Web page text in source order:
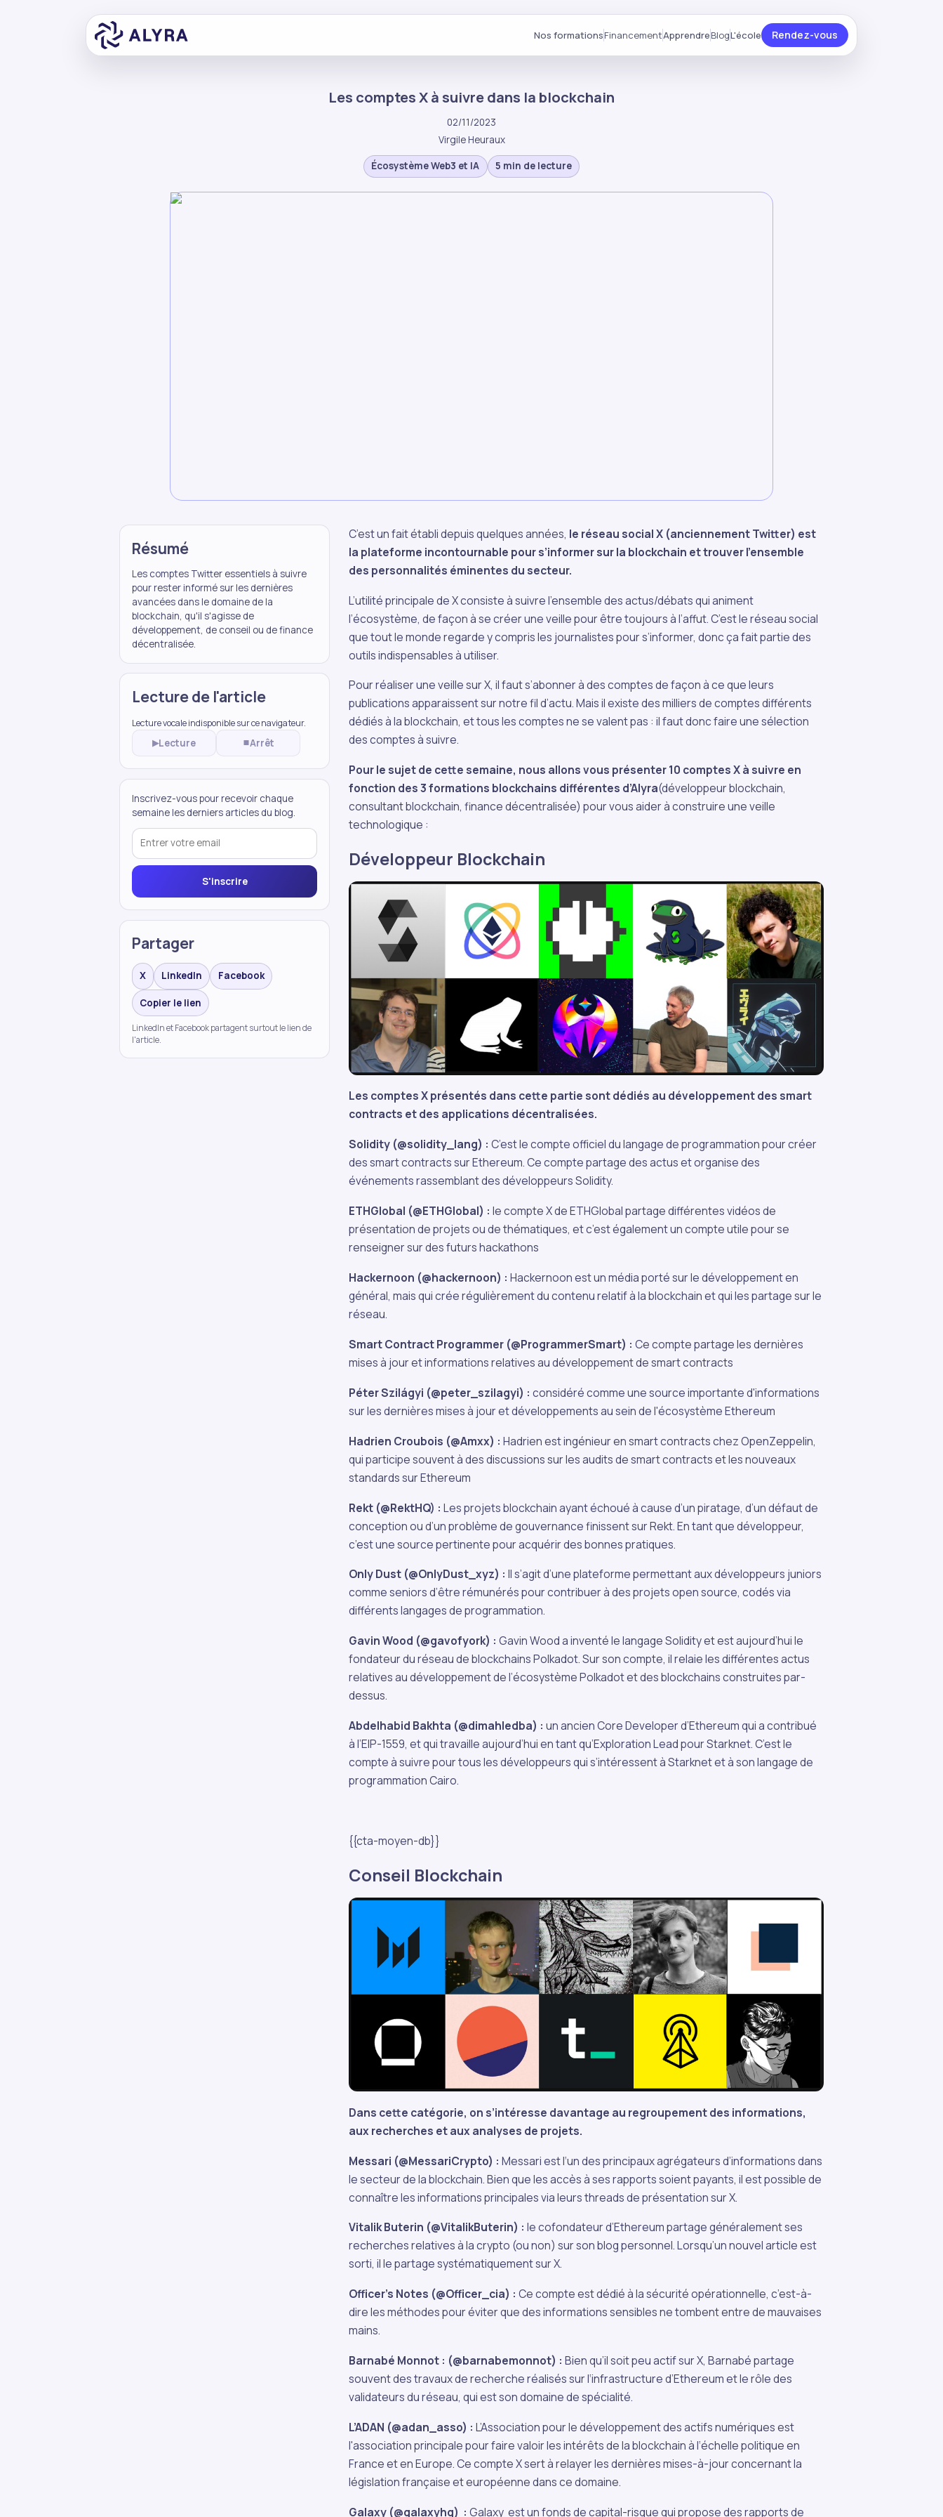
Nos formationsFinancementApprendreBlogL'école Rendez-vous
Les comptes X à suivre dans la blockchain
02/11/2023
Virgile Heuraux
Écosystème Web3 et IA 5 min de lecture
Résumé
Les comptes Twitter essentiels à suivre
pour rester informé sur les dernières
avancées dans le domaine de la
blockchain, qu'il s'agisse de
développement, de conseil ou de finance
décentralisée.
Lecture de l'article
Lecture vocale indisponible sur ce navigateur.
▶Lecture ⏹Arrêt
Inscrivez-vous pour recevoir chaque
semaine les derniers articles du blog.
S'inscrire
Partager
X LinkedIn Facebook
Copier le lien
LinkedIn et Facebook partagent surtout le lien de
l'article.
C’est un fait établi depuis quelques années, le réseau social X (anciennement Twitter) est
la plateforme incontournable pour s’informer sur la blockchain et trouver l’ensemble
des personnalités éminentes du secteur.
L’utilité principale de X consiste à suivre l’ensemble des actus/débats qui animent
l’écosystème, de façon à se créer une veille pour être toujours à l’affut. C’est le réseau social
que tout le monde regarde y compris les journalistes pour s’informer, donc ça fait partie des
outils indispensables à utiliser.
Pour réaliser une veille sur X, il faut s’abonner à des comptes de façon à ce que leurs
publications apparaissent sur notre fil d’actu. Mais il existe des milliers de comptes différents
dédiés à la blockchain, et tous les comptes ne se valent pas : il faut donc faire une sélection
des comptes à suivre.
Pour le sujet de cette semaine, nous allons vous présenter 10 comptes X à suivre en
fonction des 3 formations blockchains différentes d’Alyra(développeur blockchain,
consultant blockchain, finance décentralisée) pour vous aider à construire une veille
technologique :
Développeur Blockchain
Les comptes X présentés dans cette partie sont dédiés au développement des smart
contracts et des applications décentralisées.
Solidity (@solidity_lang) : C’est le compte officiel du langage de programmation pour créer
des smart contracts sur Ethereum. Ce compte partage des actus et organise des
événements rassemblant des développeurs Solidity.
ETHGlobal (@ETHGlobal) : le compte X de ETHGlobal partage différentes vidéos de
présentation de projets ou de thématiques, et c’est également un compte utile pour se
renseigner sur des futurs hackathons
Hackernoon (@hackernoon) : Hackernoon est un média porté sur le développement en
général, mais qui crée régulièrement du contenu relatif à la blockchain et qui les partage sur le
réseau.
Smart Contract Programmer (@ProgrammerSmart) : Ce compte partage les dernières
mises à jour et informations relatives au développement de smart contracts
Péter Szilágyi (@peter_szilagyi) : considéré comme une source importante d'informations
sur les dernières mises à jour et développements au sein de l'écosystème Ethereum
Hadrien Croubois (@Amxx) : Hadrien est ingénieur en smart contracts chez OpenZeppelin,
qui participe souvent à des discussions sur les audits de smart contracts et les nouveaux
standards sur Ethereum
Rekt (@RektHQ) : Les projets blockchain ayant échoué à cause d’un piratage, d’un défaut de
conception ou d’un problème de gouvernance finissent sur Rekt. En tant que développeur,
c’est une source pertinente pour acquérir des bonnes pratiques.
Only Dust (@OnlyDust_xyz) : Il s’agit d’une plateforme permettant aux développeurs juniors
comme seniors d’être rémunérés pour contribuer à des projets open source, codés via
différents langages de programmation.
Gavin Wood (@gavofyork) : Gavin Wood a inventé le langage Solidity et est aujourd’hui le
fondateur du réseau de blockchains Polkadot. Sur son compte, il relaie les différentes actus
relatives au développement de l’écosystème Polkadot et des blockchains construites par-
dessus.
Abdelhabid Bakhta (@dimahledba) : un ancien Core Developer d’Ethereum qui a contribué
à l’EIP-1559, et qui travaille aujourd’hui en tant qu’Exploration Lead pour Starknet. C’est le
compte à suivre pour tous les développeurs qui s’intéressent à Starknet et à son langage de
programmation Cairo.
{{cta-moyen-db}}
Conseil Blockchain
Dans cette catégorie, on s’intéresse davantage au regroupement des informations,
aux recherches et aux analyses de projets.
Messari (@MessariCrypto) : Messari est l‘un des principaux agrégateurs d’informations dans
le secteur de la blockchain. Bien que les accès à ses rapports soient payants, il est possible de
connaître les informations principales via leurs threads de présentation sur X.
Vitalik Buterin (@VitalikButerin) : le cofondateur d’Ethereum partage généralement ses
recherches relatives à la crypto (ou non) sur son blog personnel. Lorsqu’un nouvel article est
sorti, il le partage systématiquement sur X.
Officer’s Notes (@Officer_cia) : Ce compte est dédié à la sécurité opérationnelle, c’est-à-
dire les méthodes pour éviter que des informations sensibles ne tombent entre de mauvaises
mains.
Barnabé Monnot : (@barnabemonnot) : Bien qu’il soit peu actif sur X, Barnabé partage
souvent des travaux de recherche réalisés sur l‘infrastructure d’Ethereum et le rôle des
validateurs du réseau, qui est son domaine de spécialité.
L’ADAN (@adan_asso) : L’Association pour le développement des actifs numériques est
l'association principale pour faire valoir les intérêts de la blockchain à l‘échelle politique en
France et en Europe. Ce compte X sert à relayer les dernières mises-à-jour concernant la
législation française et européenne dans ce domaine.
Galaxy (@galaxyhq) : Galaxy est un fonds de capital-risque qui propose des rapports de